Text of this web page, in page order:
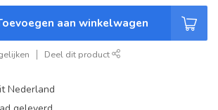
aan winkelwagen
Deel dit product
Nederland